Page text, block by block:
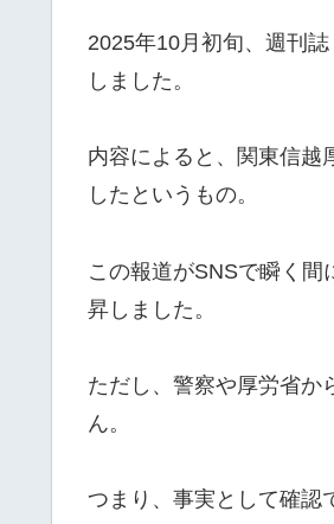
2025年10月初旬、週刊
しました。
内容によると、関東信越
したというもの。
この報道がSNSで瞬く間
昇しました。
ただし、警察や厚労省か
ん。
つまり、事実として確認